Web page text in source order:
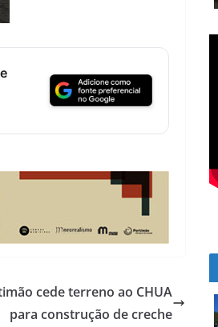
cede terreno ao CHUA
para construção de creche